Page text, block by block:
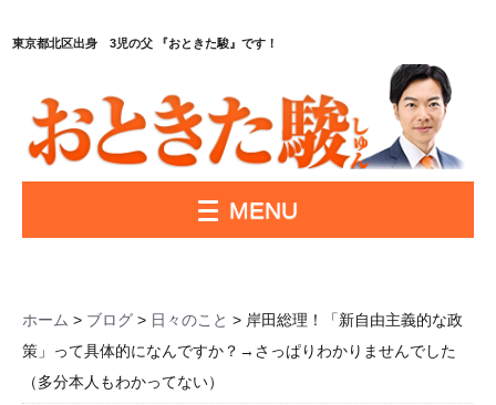
東京都北区出身 3児の父 『おときた駿』です！
MENU
ホーム > ブログ > 日々のこと > 岸田総理！「新自由主義的な政
策」って具体的になんですか？→さっぱりわかりませんでした
（多分本人もわかってない）